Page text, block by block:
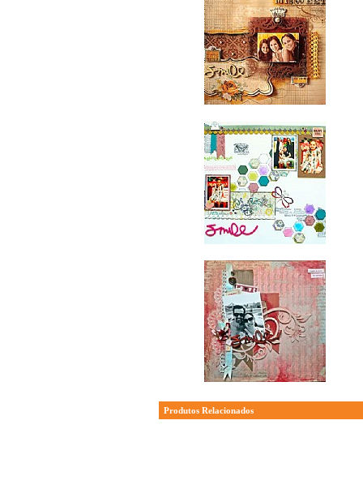
Produtos Relacionados